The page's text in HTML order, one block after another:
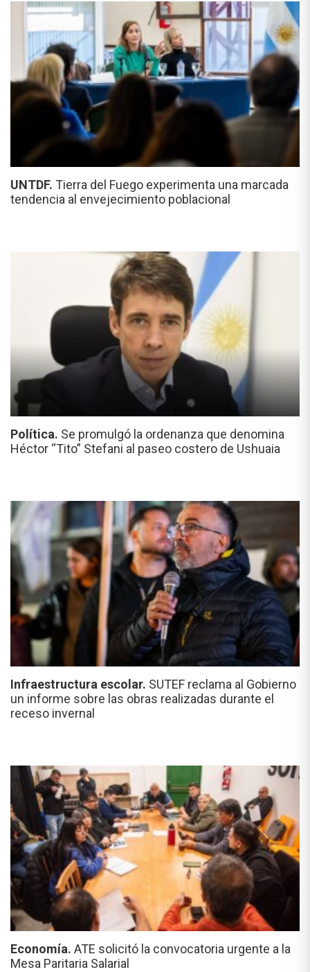
UNTDF. Tierra del Fuego experimenta una marcada
tendencia al envejecimiento poblacional
Política. Se promulgó la ordenanza que denomina
Héctor “Tito” Stefani al paseo costero de Ushuaia
Infraestructura escolar. SUTEF reclama al Gobierno
un informe sobre las obras realizadas durante el
receso invernal
Economía. ATE solicitó la convocatoria urgente a la
Mesa Paritaria Salarial